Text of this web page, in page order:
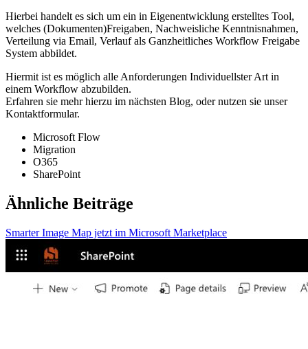
Hierbei handelt es sich um ein in Eigenentwicklung erstelltes Tool,
welches (Dokumenten)Freigaben, Nachweisliche Kenntnisnahmen,
Verteilung via Email, Verlauf als Ganzheitliches Workflow Freigabe
System abbildet.
Hiermit ist es möglich alle Anforderungen Individuellster Art in
einem Workflow abzubilden.
Erfahren sie mehr hierzu im nächsten Blog, oder nutzen sie unser
Kontaktformular.
Microsoft Flow
Migration
O365
SharePoint
Ähnliche Beiträge
Smarter Image Map jetzt im Microsoft Marketplace